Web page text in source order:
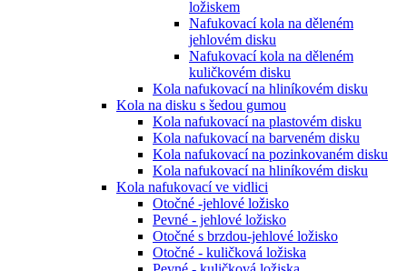
ložiskem
Nafukovací kola na děleném
jehlovém disku
Nafukovací kola na děleném
kuličkovém disku
Kola nafukovací na hliníkovém disku
Kola na disku s šedou gumou
Kola nafukovací na plastovém disku
Kola nafukovací na barveném disku
Kola nafukovací na pozinkovaném disku
Kola nafukovací na hliníkovém disku
Kola nafukovací ve vidlici
Otočné -jehlové ložisko
Pevné - jehlové ložisko
Otočné s brzdou-jehlové ložisko
Otočné - kuličková ložiska